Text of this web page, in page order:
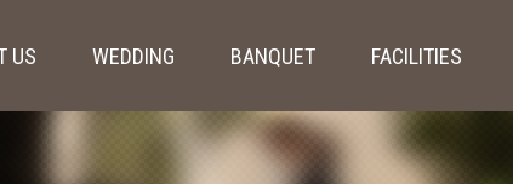
US WEDDING BANQUET FACILITIES